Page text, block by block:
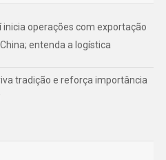
inicia operações com exportação
entenda a logística
tradição e reforça importância